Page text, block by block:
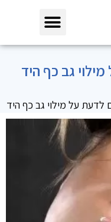
גב כף היד
על מילוי גב כף היד